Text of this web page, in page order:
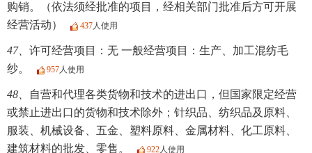
购销。（依法须经批准的项目，经相关部门批准后方可开展
经营活动）
437人使用
47、 许可经营项目：无 一般经营项目：生产、加工混纺毛
纱。
957人使用
48、
自营和代理各类货物和技术的进出口，但国家限定经营
或禁止进出口的货物和技术除外；针织品、纺织品及原料、
服装、机械设备、五金、塑料原料、金属材料、化工原料、
建筑材料的批发、零售。
922人使用